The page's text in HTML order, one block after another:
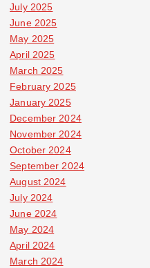
July 2025
June 2025
May 2025
April 2025
March 2025
February 2025
January 2025
December 2024
November 2024
October 2024
September 2024
August 2024
July 2024
June 2024
May 2024
April 2024
March 2024